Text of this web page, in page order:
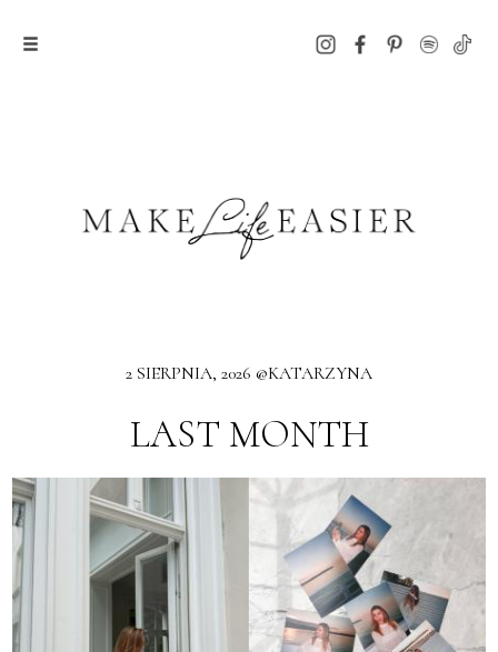
2 SIERPNIA, 2026 @KATARZYNA
LAST MONTH